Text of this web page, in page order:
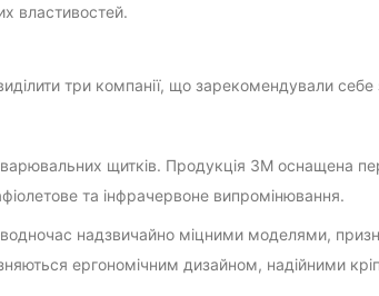
властивостей.
три компанії, що зарекомендували себе
щитків. Продукція 3M оснащена
та інфрачервоне випромінювання.
надзвичайно міцними моделями,
ергономічним дизайном, надійними